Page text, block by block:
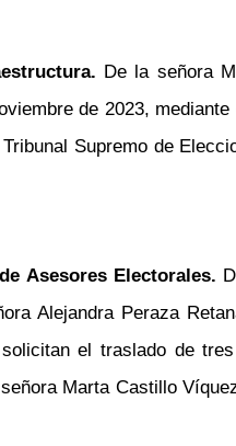
De la señora
de 2023,
Supremo de
Asesores Electorales.
Alejandra Peraza
el traslado de
Marta Castillo